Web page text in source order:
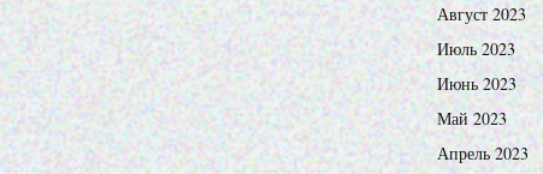
Август 2023
Июль 2023
Июнь 2023
Май 2023
Апрель 2023